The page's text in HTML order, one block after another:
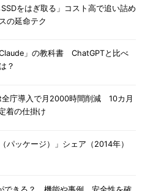
SSDをはぎ取る」コスト高で追い詰め
の延命テク
」の教科書 ChatGPTと比べ
？
庁導入で月2000時間削減 10カ月
着の仕掛け
パッケージ）」シェア（2014年）